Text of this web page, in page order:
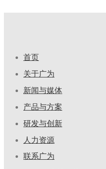
首页
关于广为
新闻与媒体
产品与方案
研发与创新
人力资源
联系广为